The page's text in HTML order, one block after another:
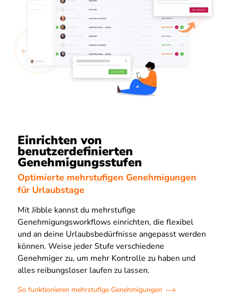
Einrichten von
benutzerdefinierten
Genehmigungsstufen
Optimierte mehrstufigen Genehmigungen
für Urlaubstage
Mit Jibble kannst du mehrstufige
Genehmigungsworkflows einrichten, die flexibel
und an deine Urlaubsbedürfnisse angepasst werden
können. Weise jeder Stufe verschiedene
Genehmiger zu, um mehr Kontrolle zu haben und
alles reibungsloser laufen zu lassen.
So funktionieren mehrstufige Genehmigungen